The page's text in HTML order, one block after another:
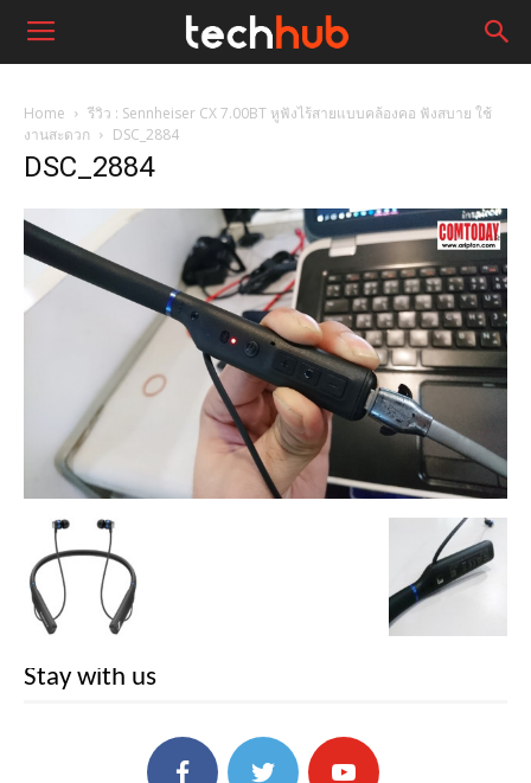
Home
รีวิว : Sennheiser CX 7.00BT หูฟังไร้สายแบบคล้องคอ ฟังสบาย ใช้
งานสะดวก
DSC_2884
DSC_2884
Stay with us